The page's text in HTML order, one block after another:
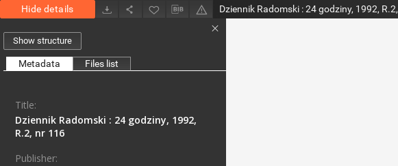
Hide details
Show structure
Metadata Files list
Title:
Dziennik Radomski : 24 godziny, 1992,
R.2, nr 116
Publisher: